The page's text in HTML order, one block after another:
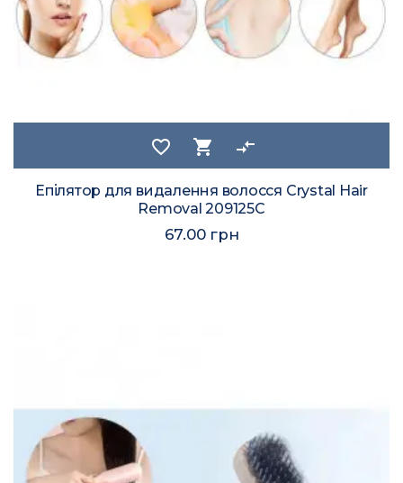
favorite_border shopping_cart compare_arrows
Епілятор для видалення волосся Crystal Hair
Removal 209125C
67.00 грн